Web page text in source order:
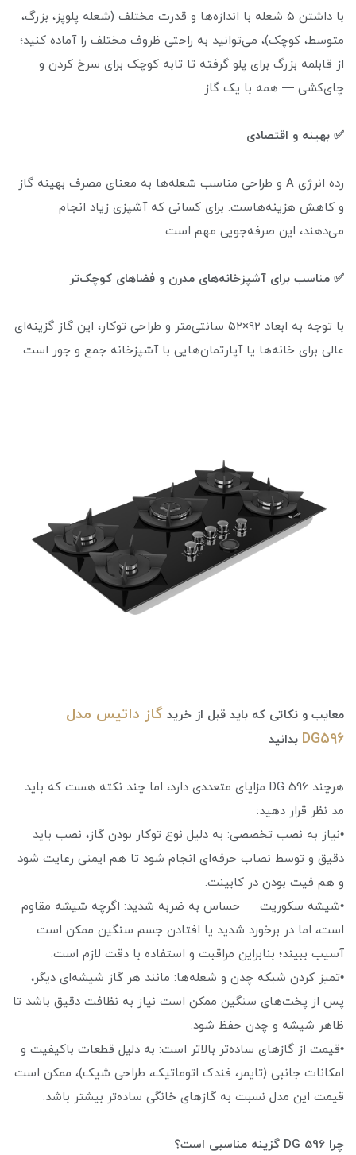
با داشتن ۵ شعله با اندازه‌ها و قدرت مختلف (شعله پلوپز، بزرگ،
متوسط، کوچک)، می‌توانید به راحتی ظروف مختلف را آماده کنید؛
از قابلمه بزرگ برای پلو گرفته تا تابه کوچک برای سرخ کردن و
چای‌کشی — همه با یک گاز.
✅ بهینه و اقتصادی
رده انرژی A و طراحی مناسب شعله‌ها به معنای مصرف بهینه گاز
و کاهش هزینه‌هاست. برای کسانی که آشپزی زیاد انجام
می‌دهند، این صرفه‌جویی مهم است.
✅ مناسب برای آشپزخانه‌های مدرن و فضاهای کوچک‌تر
با توجه به ابعاد ۹۲×۵۲ سانتی‌متر و طراحی توکار، این گاز گزینه‌ای
عالی برای خانه‌ها یا آپارتمان‌هایی با آشپزخانه جمع و جور است.
معایب و نکاتی که باید قبل از خرید گاز داتیس مدل
DG596 بدانید
هرچند DG 596 مزایای متعددی دارد، اما چند نکته هست که باید
مد نظر قرار دهید:
•نیاز به نصب تخصصی: به دلیل نوع توکار بودن گاز، نصب باید
دقیق و توسط نصاب حرفه‌ای انجام شود تا هم ایمنی رعایت شود
و هم فیت بودن در کابینت.
•شیشه سکوریت — حساس به ضربه شدید: اگرچه شیشه مقاوم
است، اما در برخورد شدید یا افتادن جسم سنگین ممکن است
آسیب ببیند؛ بنابراین مراقبت و استفاده با دقت لازم است.
•تمیز کردن شبکه چدن و شعله‌ها: مانند هر گاز شیشه‌ای دیگر،
پس از پخت‌های سنگین ممکن است نیاز به نظافت دقیق باشد تا
ظاهر شیشه و چدن حفظ شود.
•قیمت از گازهای ساده‌تر بالاتر است: به دلیل قطعات باکیفیت و
امکانات جانبی (تایمر، فندک اتوماتیک، طراحی شیک)، ممکن است
قیمت این مدل نسبت به گازهای خانگی ساده‌تر بیشتر باشد.
چرا DG 596 گزینه مناسبی است؟